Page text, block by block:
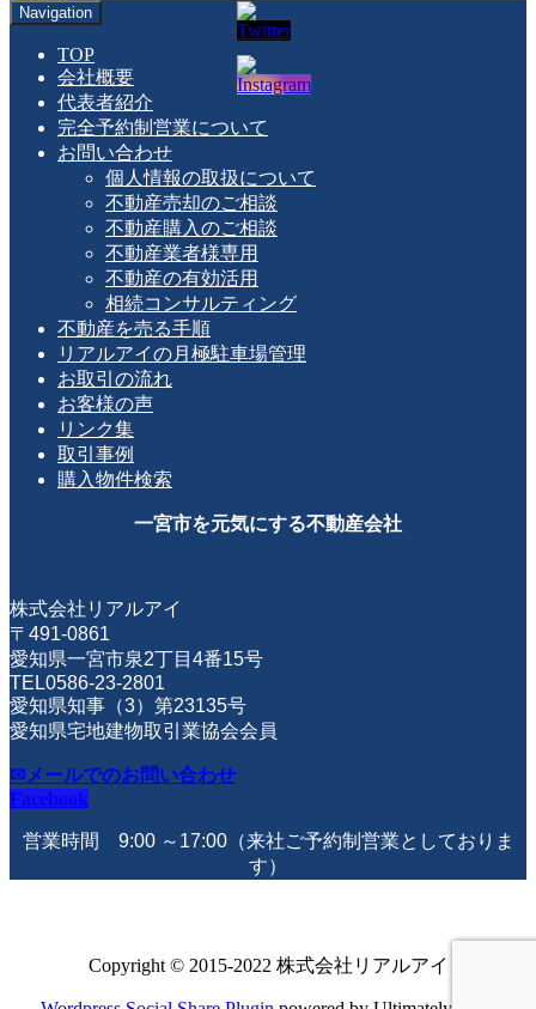
Navigation
TOP
会社概要
代表者紹介
完全予約制営業について
お問い合わせ
個人情報の取扱について
不動産売却のご相談
不動産購入のご相談
不動産業者様専用
不動産の有効活用
相続コンサルティング
不動産を売る手順
リアルアイの月極駐車場管理
お取引の流れ
お客様の声
リンク集
取引事例
購入物件検索
一宮市を元気にする不動産会社
株式会社リアルアイ
〒491-0861
愛知県一宮市泉2丁目4番15号
TEL0586-23-2801
愛知県知事（3）第23135号
愛知県宅地建物取引業協会会員
✉メールでのお問い合わせ
営業時間 9:00 ～17:00（来社ご予約制営業としておりま
す）
Copyright © 2015-2022 株式会社リアルアイ